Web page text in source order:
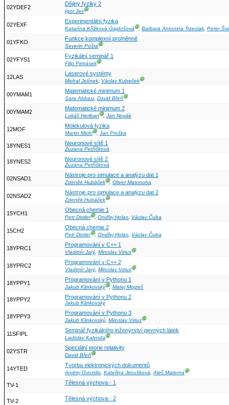
02YDEF2
Dějiny fyziky 2
Igor JexⒼ
02YEXF
Experimentální fyzika
Katarína Křížková GajdošováⒼ, Barbara Antonina Trzeciak, Peter
01YFKO
Funkce komplexní proměnné
Severin PoštaⒼ
02YFYS1
Fyzikální seminář 1
Filip PetrásekⒼ
12LAS
Laserové systémy
Michal Jelínek, Václav KubečekⒼ
00YMAM1
Matematické minimum 1
Sara Abbasi, David BřeňⒼ
00YMAM2
Matematické minimum 2
Lukáš HeribanⒼ, Jan Novák
12MOF
Molekulová fyzika
Martin MichlⒼ, Jan Proška
18YNES1 Neuronové sítě 1
Zuzana Petříčková
18YNES2 Neuronové sítě 2
Zuzana Petříčková
02NSAD1
Nástroje pro simulace a analýzu dat 1
Zdeněk HubáčekⒼ, Oliver Matonoha
02NSAD2
Nástroje pro simulace a analýzu dat 2
Zdeněk HubáčekⒼ
15YCH1
Obecná chemie 1
Petr DistlerⒼ, Ondřej Holas, Václav Čuba
15CH2
Obecná chemie 2
Petr DistlerⒼ, Ondřej Holas, Václav Čuba
18YPRC1
Programování v C++ 1
Vladimír Jarý, Miroslav ViriusⒼ
18YPRC2
Programování v C++ 2
Vladimír Jarý, Miroslav ViriusⒼ
18YPPY1
Programování v Pythonu 1
Jakub KlinkovskýⒼ, Matej Mojzeš
18YPPY2 Programování v Pythonu 2
Jakub Klinkovský
18YPPY3
Programování v Pythonu 3
Jakub Klinkovský, Miroslav ViriusⒼ
11SFIPL
Seminář fyzikálního inženýrství pevných látek
Ladislav KalvodaⒼ
02YSTR
Speciální teorie relativity
David BřeňⒼ
14YTED
Tvorba elektronických dokumentů
Andrej Gvozdic, Kateřina Jiroušková,Aleš MaternaⒼ
TV-1 Tělesná výchova - 1
TV-2 Tělesná výchova - 2